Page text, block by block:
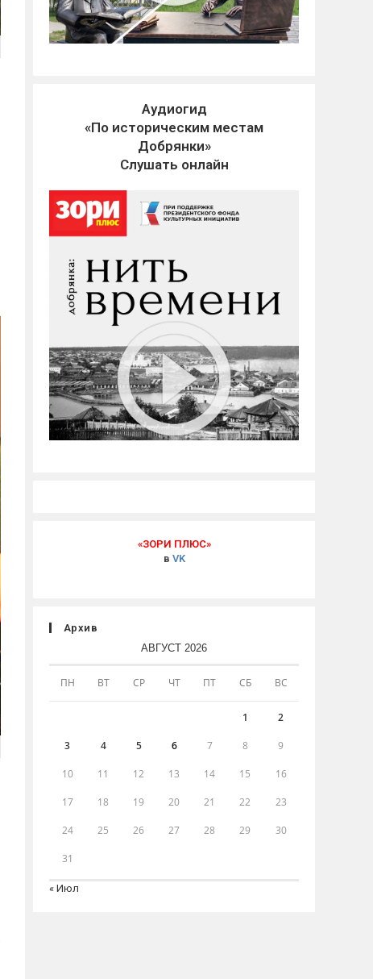
Аудиогид
«По историческим местам
Добрянки»
Слушать онлайн
«ЗОРИ ПЛЮС»
в VK
Архив
АВГУСТ 2026
ПН ВТ СР ЧТ ПТ СБ ВС
1 2
3 4 5 6 7 8 9
10 11 12 13 14 15 16
17 18 19 20 21 22 23
24 25 26 27 28 29 30
31
« Июл